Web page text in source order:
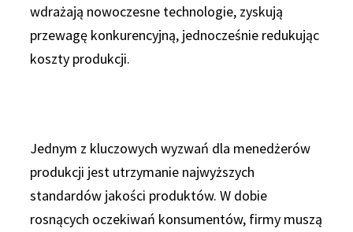
wdrażają nowoczesne technologie, zyskują
przewagę konkurencyjną, jednocześnie redukując
koszty produkcji.
Jednym z kluczowych wyzwań dla menedżerów
produkcji jest utrzymanie najwyższych
standardów jakości produktów. W dobie
rosnących oczekiwań konsumentów, firmy muszą